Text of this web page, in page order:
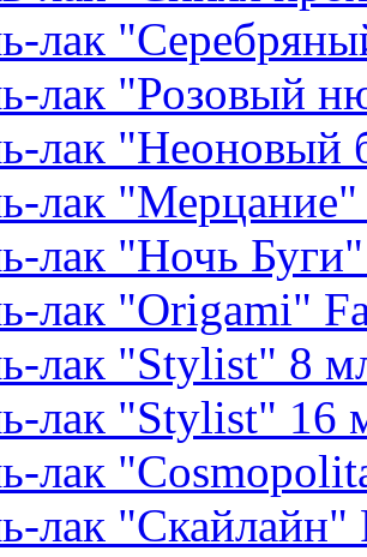
лак
лак "Розовый
лак "Неоновый
лак
лак "Ночь
лак "Origami"
лак "Stylist" 8
лак "Stylist" 16
лак
лак "Скайлайн"